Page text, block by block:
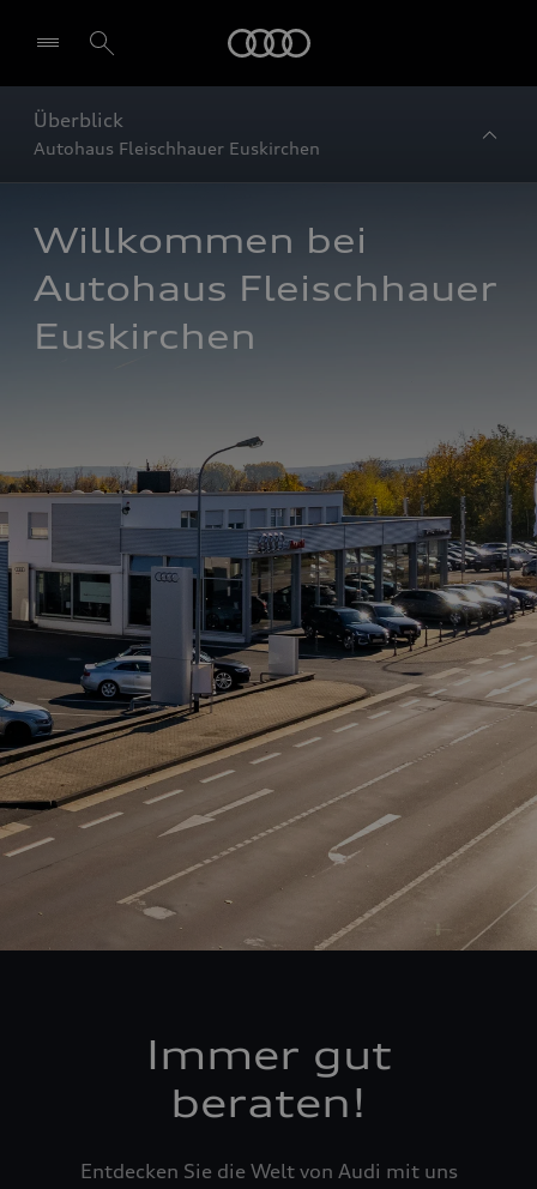
Überblick
Autohaus Fleischhauer Euskirchen
Willkommen bei
Autohaus Fleischhauer
Euskirchen
Immer gut
beraten!
Entdecken Sie die Welt von Audi mit uns